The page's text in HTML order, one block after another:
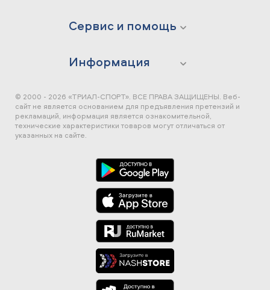
Сервис и помощь
Информация
© 2000 - 2026 «ТРИАЛ-СПОРТ». ВСЕ ПРАВА ЗАЩИЩЕНЫ. Веб-
сайт не является основанием для предъявления претензий и
рекламаций, информация является ознакомительной,
технические характеристики товаров могут отличаться от
указанных на сайте.